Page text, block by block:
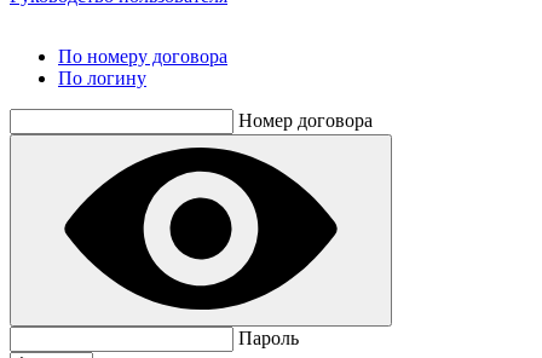
По номеру договора
По логину
Номер договора
Пароль